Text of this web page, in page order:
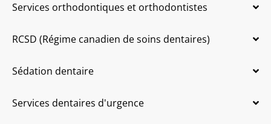
Services orthodontiques et orthodontistes
RCSD (Régime canadien de soins dentaires)
Sédation dentaire
Services dentaires d'urgence